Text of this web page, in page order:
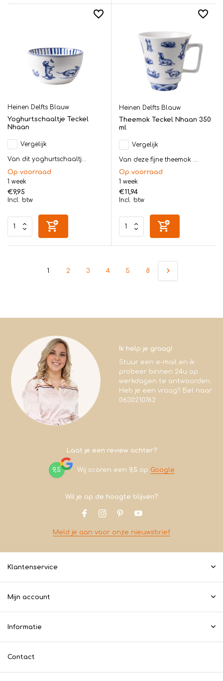
Heinen Delfts Blauw
Yoghurtschaaltje Teckel
Nhaan
Vergelijk
Van dit yoghurtschaaltj...
Op voorraad
1 week
€9,95
Incl. btw
Heinen Delfts Blauw
Theemok Teckel Nhaan 350
ml
Vergelijk
Van deze fijne theemok ...
Op voorraad
1 week
€11,94
Incl. btw
1 2 3 4 5 8
Ik help je graag!
Stuur een e-mail en ik
probeer binnen 24u op
werkdagen te antwoorden.
Heb je een vraag? Bel naar
0630210762
Laat je een review achter?
9,5 Wij scoren een 9,5 op Google
Wil je op de hoogte blijven?
Meld je aan voor onze nieuwsbrief
Klantenservice
Mijn account
Informatie
Contact